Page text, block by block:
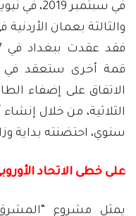
في سبتمبر
قمة أخرى ستعقد في
الاتفاق على إضفاء
الثلاثية، من خلال
سنوي، احتضنته بداية
على خطى الاتحاد
يمثل مشروع “المشرق